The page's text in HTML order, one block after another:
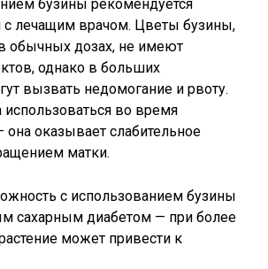
бузины рекомендуется
с лечащим врачом. Цветы бузины,
обычных дозах, не имеют
однако в больших
вызвать недомогание и рвоту.
во время
оказывает слабительное
матки.
с использованием бузины
сахарным диабетом — при более
может привести к